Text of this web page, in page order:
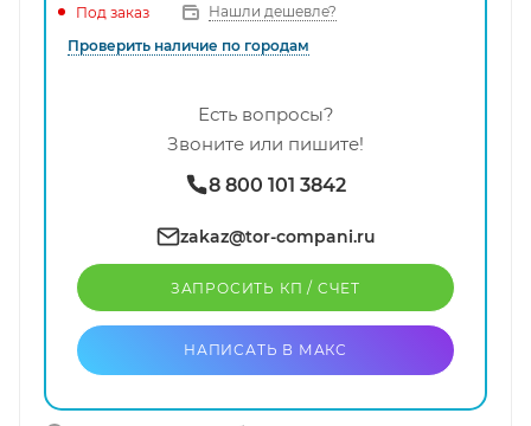
Под заказ
Нашли дешевле?
Проверить наличие по городам
Есть вопросы?
Звоните или пишите!
8 800 101 3842
zakaz@tor-compani.ru
ЗАПРОСИТЬ КП / CЧЕТ
НАПИСАТЬ В МАКС